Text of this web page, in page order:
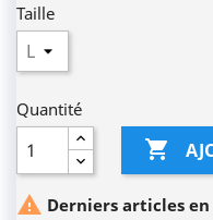
Taille
Quantité

 Derniers articles